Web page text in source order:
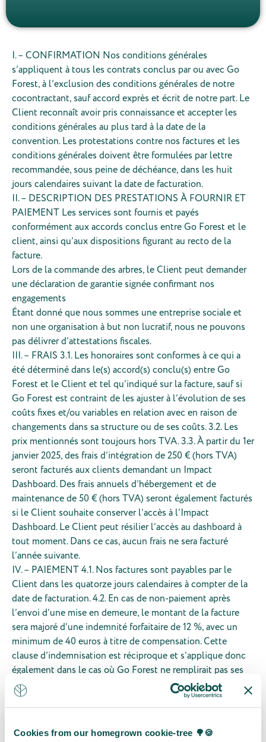
Cookies from our homegrown cookie-tree 🌳🍪
I. – CONFIRMATION Nos conditions générales
s’appliquent à tous les contrats conclus par ou avec Go
Forest, à l’exclusion des conditions générales de notre
cocontractant, sauf accord exprès et écrit de notre part. Le
Client reconnaît avoir pris connaissance et accepter les
conditions générales au plus tard à la date de la
convention. Les protestations contre nos factures et les
conditions générales doivent être formulées par lettre
recommandée, sous peine de déchéance, dans les huit
jours calendaires suivant la date de facturation.
II. – DESCRIPTION DES PRESTATIONS À FOURNIR ET
PAIEMENT Les services sont fournis et payés
conformément aux accords conclus entre Go Forest et le
client, ainsi qu’aux dispositions figurant au recto de la
facture.
Lors de la commande des arbres, le Client peut demander
une déclaration de garantie signée confirmant nos
engagements
Étant donné que nous sommes une entreprise sociale et
non une organisation à but non lucratif, nous ne pouvons
pas délivrer d’attestations fiscales.
III. – FRAIS 3.1. Les honoraires sont conformes à ce qui a
été déterminé dans le(s) accord(s) conclu(s) entre Go
Forest et le Client et tel qu’indiqué sur la facture, sauf si
Go Forest est contraint de les ajuster à l’évolution de ses
coûts fixes et/ou variables en relation avec en raison de
changements dans sa structure ou de ses coûts. 3.2. Les
prix mentionnés sont toujours hors TVA. 3.3. À partir du 1er
janvier 2025, des frais d’intégration de 250 € (hors TVA)
seront facturés aux clients demandant un Impact
Dashboard. Des frais annuels d’hébergement et de
maintenance de 50 € (hors TVA) seront également facturés
si le Client souhaite conserver l’accès à l’Impact
Dashboard. Le Client peut résilier l’accès au dashboard à
tout moment. Dans ce cas, aucun frais ne sera facturé
l’année suivante.
IV. – PAIEMENT 4.1. Nos factures sont payables par le
Client dans les quatorze jours calendaires à compter de la
date de facturation. 4.2. En cas de non-paiement après
l’envoi d’une mise en demeure, le montant de la facture
sera majoré d’une indemnité forfaitaire de 12 %, avec un
minimum de 40 euros à titre de compensation. Cette
clause d’indemnisation est réciproque et s’applique donc
également dans le cas où Go Forest ne remplirait pas ses
obligations après une mise en demeure du Client. En outre,
de plein droit et sans qu’aucune mise en demeure ne soit
taux d’intérêt déterminé conformément à la loi belge du 2